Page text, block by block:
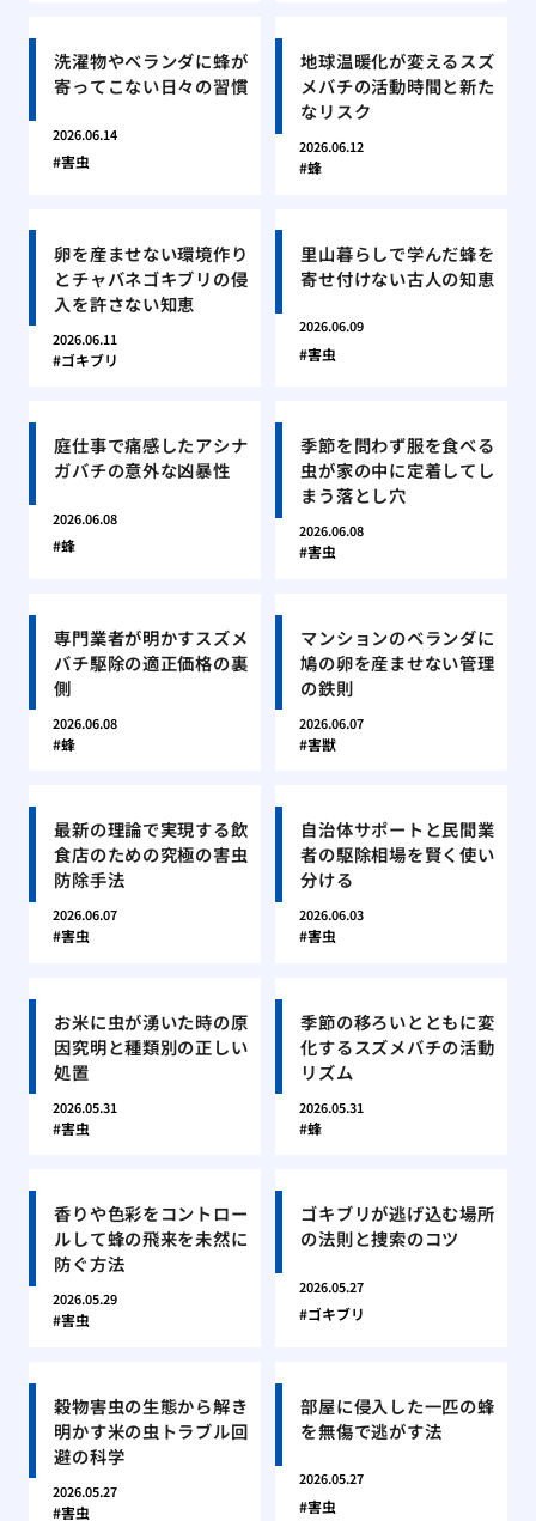
洗濯物やベランダに蜂が
寄ってこない日々の習慣
2026.06.14
害虫
地球温暖化が変えるスズ
メバチの活動時間と新た
なリスク
2026.06.12
蜂
卵を産ませない環境作り
とチャバネゴキブリの侵
入を許さない知恵
2026.06.11
ゴキブリ
里山暮らしで学んだ蜂を
寄せ付けない古人の知恵
2026.06.09
害虫
庭仕事で痛感したアシナ
ガバチの意外な凶暴性
2026.06.08
蜂
季節を問わず服を食べる
虫が家の中に定着してし
まう落とし穴
2026.06.08
害虫
専門業者が明かすスズメ
バチ駆除の適正価格の裏
側
2026.06.08
蜂
マンションのベランダに
鳩の卵を産ませない管理
の鉄則
2026.06.07
害獣
最新の理論で実現する飲
食店のための究極の害虫
防除手法
2026.06.07
害虫
自治体サポートと民間業
者の駆除相場を賢く使い
分ける
2026.06.03
害虫
お米に虫が湧いた時の原
因究明と種類別の正しい
処置
2026.05.31
害虫
季節の移ろいとともに変
化するスズメバチの活動
リズム
2026.05.31
蜂
香りや色彩をコントロー
ルして蜂の飛来を未然に
防ぐ方法
2026.05.29
害虫
ゴキブリが逃げ込む場所
の法則と捜索のコツ
2026.05.27
ゴキブリ
穀物害虫の生態から解き
明かす米の虫トラブル回
避の科学
2026.05.27
害虫
部屋に侵入した一匹の蜂
を無傷で逃がす法
2026.05.27
害虫